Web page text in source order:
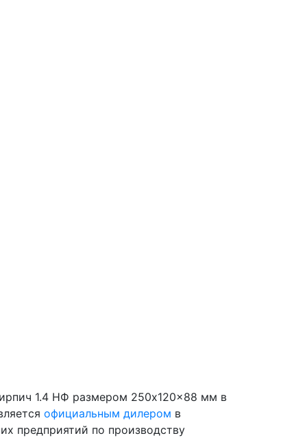
1.4 НФ размером 250x120x88 мм в
официальным дилером в
предприятий по производству